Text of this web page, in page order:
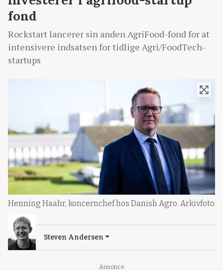
Annonce
fond
Rockstart lancerer sin anden AgriFood-fond for at
intensivere indsatsen for tidlige Agri/FoodTech-
startups
Henning Haahr, koncernchef hos Danish Agro. Arkivfoto
Steven Andersen